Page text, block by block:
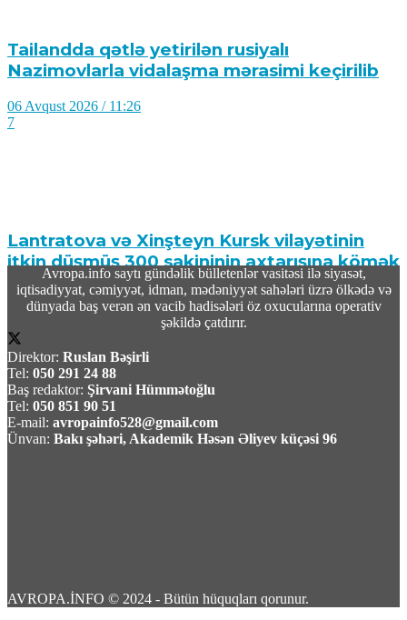
Tailandda qətlə yetirilən rusiyalı
Nazimovlarla vidalaşma mərasimi keçirilib
06 Avqust 2026 / 11:26
7
Lantratova və Xinşteyn Kursk vilayətinin
itkin düşmüş 300 sakininin axtarışına kömək
edir
06 Avqust 2026 / 11:16
8
Tramp qeyri-qanuni mühacirlərin ölkəyə
Avropa.info saytı gündəlik bülletenlər vasitəsi ilə siyasət,
iqtisadiyyat, cəmiyyət, idman, mədəniyyət sahələri üzrə ölkədə və
dünyada baş verən ən vacib hadisələri öz oxucularına operativ
şəkildə çatdırır.
Direktor: Ruslan Bəşirli
Tel: 050 291 24 88
Baş redaktor: Şirvani Hümmətoğlu
Tel: 050 851 90 51
E-mail: avropainfo528@gmail.com
Ünvan: Bakı şəhəri, Akademik Həsən Əliyev küçəsi 96
AVROPA.İNFO © 2024 - Bütün hüquqları qorunur.